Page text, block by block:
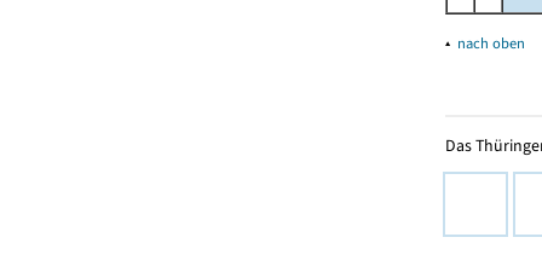
▴ nach oben
Das